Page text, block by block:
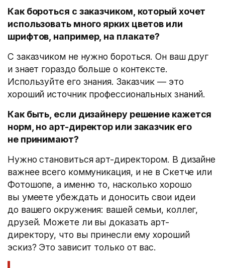
Как бороться с заказчиком, который хочет
использовать много ярких цветов или
шрифтов, например, на плакате?
С заказчиком не нужно бороться. Он ваш друг
и знает гораздо больше о контексте.
Используйте его знания. Заказчик — это
хороший источник профессиональных знаний.
Как быть, если дизайнеру решение кажется
норм, но арт-директор или заказчик его
не принимают?
Нужно становиться арт-директором. В дизайне
важнее всего коммуникация, и не в Скетче или
Фотошопе, а именно то, насколько хорошо
вы умеете убеждать и доносить свои идеи
до вашего окружения: вашей семьи, коллег,
друзей. Можете ли вы доказать арт-
директору, что вы принесли ему хороший
эскиз? Это зависит только от вас.